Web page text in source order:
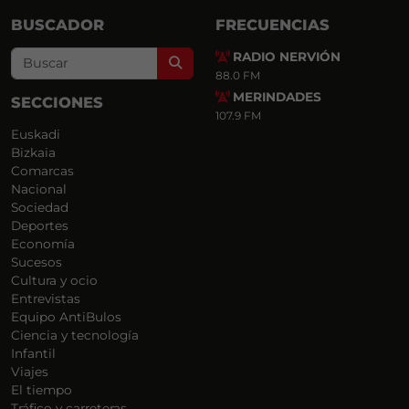
BUSCADOR
Search
SECCIONES
Euskadi
Bizkaia
Comarcas
Nacional
Sociedad
Deportes
Economía
Sucesos
Cultura y ocio
Entrevistas
Equipo AntiBulos
Ciencia y tecnología
Infantil
Viajes
El tiempo
FRECUENCIAS
RADIO NERVIÓN
88.0 FM
MERINDADES
107.9 FM